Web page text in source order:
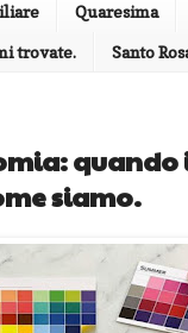
Quaresima
trovate. Santo
quando
siamo.